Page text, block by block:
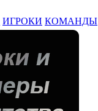
ИГРОКИ КОМАНДЫ